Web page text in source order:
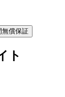
無償保証
ト